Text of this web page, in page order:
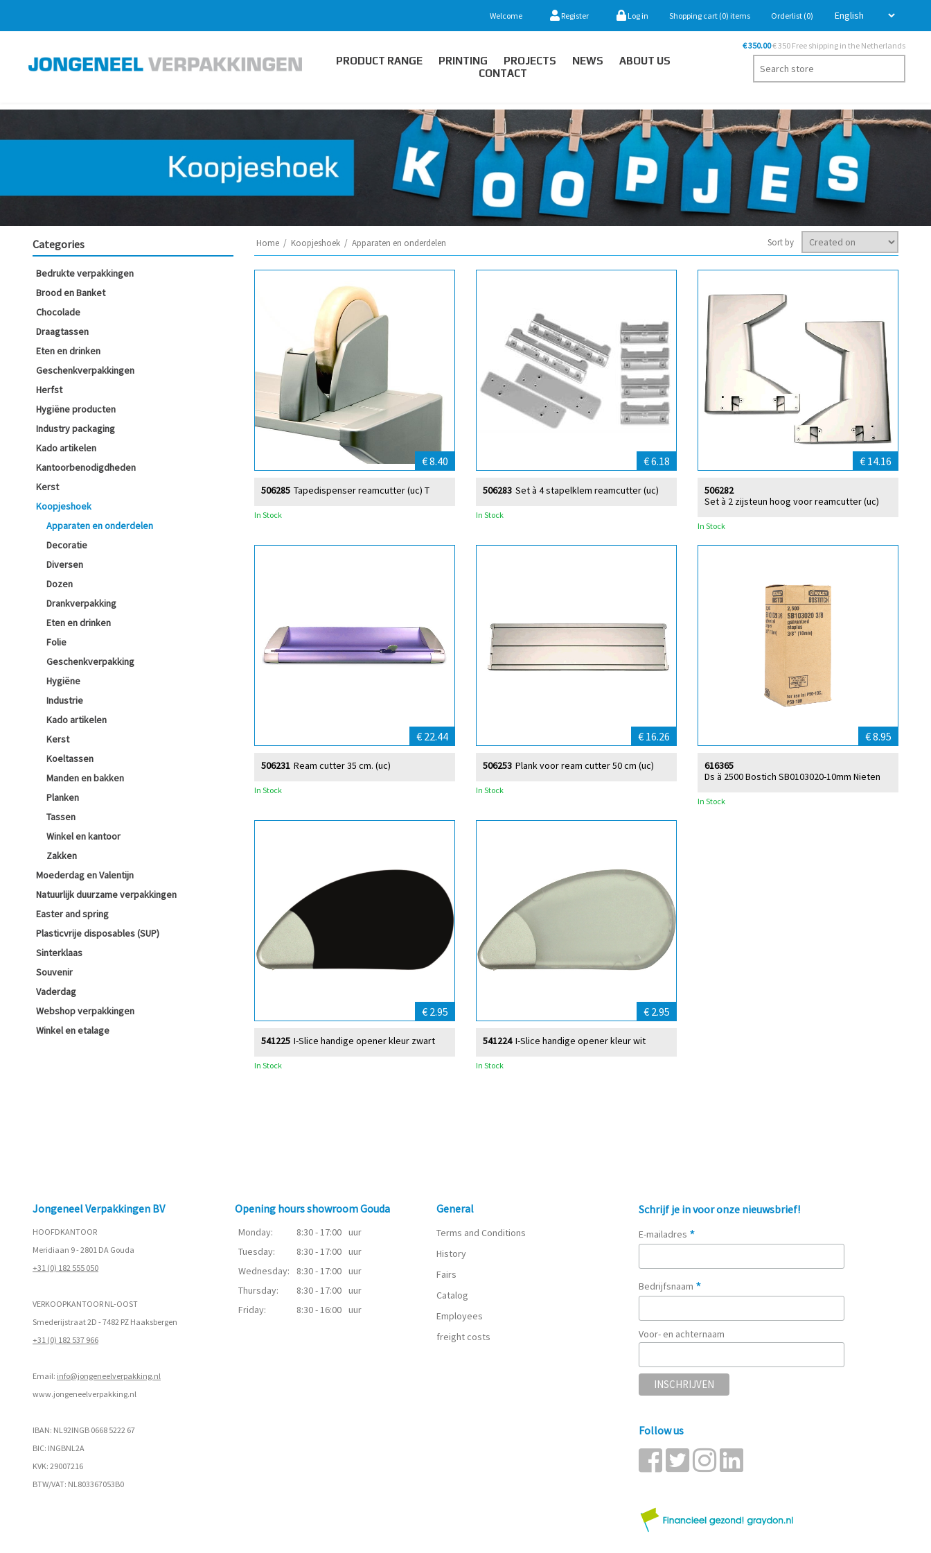
Welcome Register Log in Shopping cart (0) items Orderlist (0)
PRODUCT RANGE PRINTING PROJECTS NEWS
ABOUT US
CONTACT
€ 350.00€ 350 Free shipping in the Netherlands
Categories
Bedrukte verpakkingen
Brood en Banket
Chocolade
Draagtassen
Eten en drinken
Geschenkverpakkingen
Herfst
Hygiëne producten
Industry packaging
Kado artikelen
Kantoorbenodigdheden
Kerst
Koopjeshoek
Apparaten en onderdelen
Decoratie
Diversen
Dozen
Drankverpakking
Eten en drinken
Folie
Geschenkverpakking
Hygiëne
Industrie
Kado artikelen
Kerst
Koeltassen
Manden en bakken
Planken
Tassen
Winkel en kantoor
Zakken
Moederdag en Valentijn
Natuurlijk duurzame verpakkingen
Easter and spring
Plasticvrije disposables (SUP)
Sinterklaas
Souvenir
Vaderdag
Webshop verpakkingen
Winkel en etalage
Home / Koopjeshoek / Apparaten en onderdelen Sort by
€ 8.40
Tapedispenser reamcutter (uc) T
506285
In Stock
€ 6.18
Set à 4 stapelklem reamcutter (uc)
506283
In Stock
€ 14.16
Set à 2 zijsteun hoog voor reamcutter (uc)
506282
In Stock
€ 22.44
Ream cutter 35 cm. (uc)
506231
In Stock
€ 16.26
Plank voor ream cutter 50 cm (uc)
506253
In Stock
€ 8.95
Ds ä 2500 Bostich SB0103020-10mm Nieten
616365
In Stock
€ 2.95
I-Slice handige opener kleur zwart
541225
In Stock
€ 2.95
I-Slice handige opener kleur wit
541224
In Stock
Jongeneel Verpakkingen BV
HOOFDKANTOOR
Meridiaan 9 - 2801 DA Gouda
+31 (0) 182 555 050
VERKOOPKANTOOR NL-OOST
Smederijstraat 2D - 7482 PZ Haaksbergen
+31 (0) 182 537 966
Email: info@jongeneelverpakking.nl
www.jongeneelverpakking.nl
IBAN: NL92INGB 0668 5222 67
BIC: INGBNL2A
KVK: 29007216
BTW/VAT: NL803367053B0
Opening hours showroom Gouda
Monday: 8:30 - 17:00 uur
Tuesday:
8:30 - 17:00 uur
Wednesday:
8:30 - 17:00 uur
Thursday:
8:30 - 17:00 uur
Friday:
8:30 - 16:00 uur
General
Terms and Conditions
History
Fairs
Catalog
Employees
freight costs
Schrijf je in voor onze nieuwsbrief!
E-mailadres *
Bedrijfsnaam *
Voor- en achternaam
Follow us